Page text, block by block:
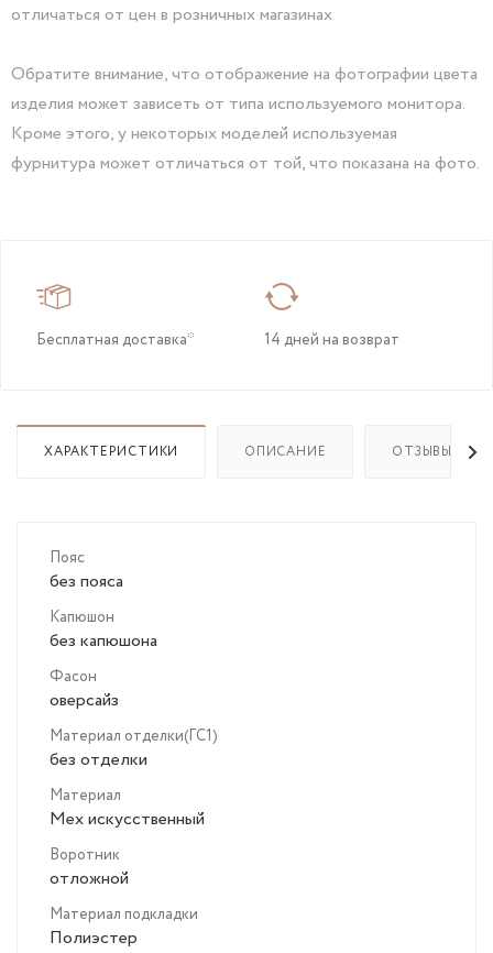
отличаться от цен в розничных магазинах
Обратите внимание, что отображение на фотографии цвета
изделия может зависеть от типа используемого монитора.
Кроме этого, у некоторых моделей используемая
фурнитура может отличаться от той, что показана на фото.
Бесплатная доставка* 14 дней на возврат
ХАРАКТЕРИСТИКИ ОПИСАНИЕ ОТЗЫВЫ
Пояс
без пояса
Капюшон
без капюшона
Фасон
оверсайз
Материал отделки(ГС1)
без отделки
Материал
Мех искусственный
Воротник
отложной
Материал подкладки
Полиэстер